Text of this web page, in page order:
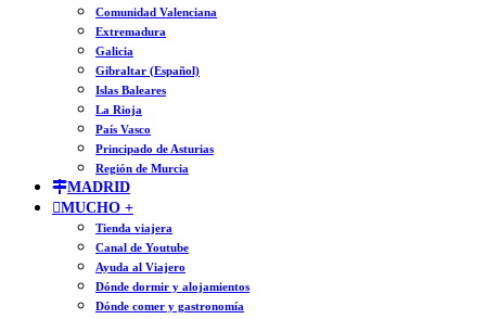
Comunidad Valenciana
Extremadura
Galicia
Gibraltar (Español)
Islas Baleares
La Rioja
País Vasco
Principado de Asturias
Región de Murcia
MADRID
MUCHO +
Tienda viajera
Canal de Youtube
Ayuda al Viajero
Dónde dormir y alojamientos
Dónde comer y gastronomía